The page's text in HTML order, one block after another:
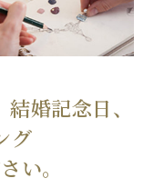
婚記念日、
グ
い。